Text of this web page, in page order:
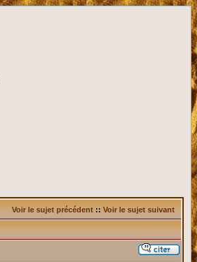
Voir le sujet précédent :: Voir le sujet suivant